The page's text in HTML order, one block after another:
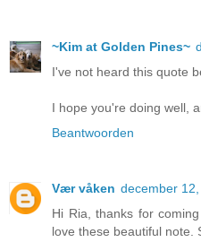
~Kim at Golden Pines~
I've not heard this quote
I hope you're doing well,
Beantwoorden
Vær våken december
Hi Ria, thanks for
love these beautiful note.